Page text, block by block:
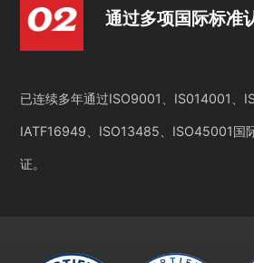
通过多项国际标准
已连续多年通过ISO9001、IS014001、
IATF16949、ISO13485、ISO45001国
证。